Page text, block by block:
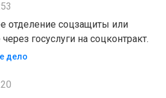
отделение соцзащиты или
госуслуги на соцконтракт.
дело